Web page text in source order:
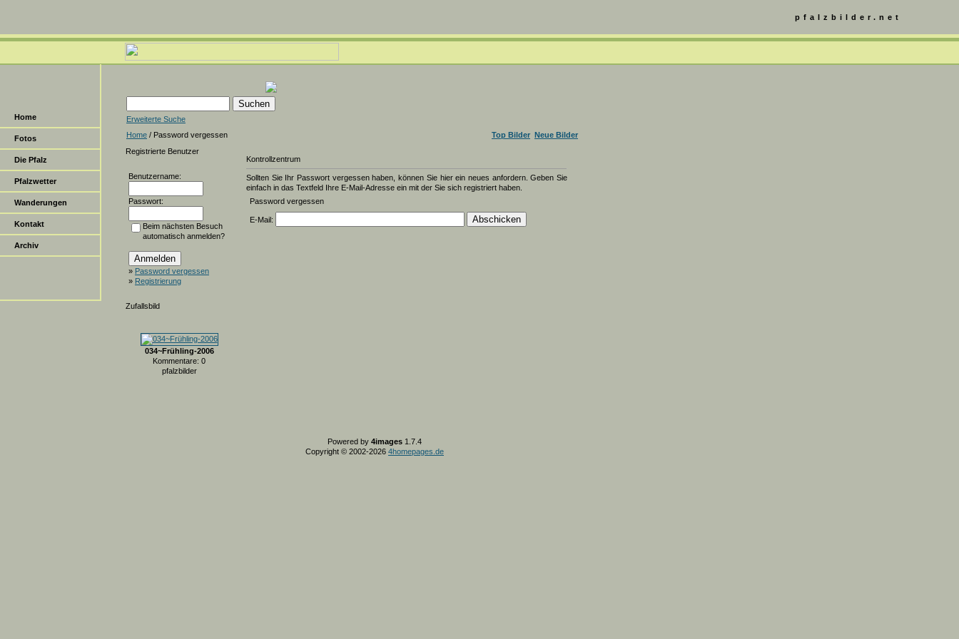
Home
Fotos
Die Pfalz
Pfalzwetter
Wanderungen
Kontakt
Archiv
pfalzbilder.net
Erweiterte Suche
Home / Password vergessen Top Bilder Neue Bilder
Registrierte Benutzer
Benutzername:
Passwort:
Beim nächsten Besuch
automatisch anmelden?
» Password vergessen
» Registrierung
Zufallsbild
034~Frühling-2006
Kommentare: 0
pfalzbilder
Kontrollzentrum
Sollten Sie Ihr Passwort vergessen haben, können Sie hier ein neues anfordern. Geben Sie
einfach in das Textfeld Ihre E-Mail-Adresse ein mit der Sie sich registriert haben.
Password vergessen
E-Mail:
Powered by 4images 1.7.4
Copyright © 2002-2026 4homepages.de